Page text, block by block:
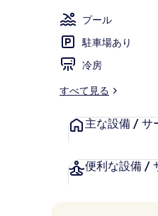
プール
駐車場あり
冷房
すべて見る
主な設備 / サ
便利な設備 /